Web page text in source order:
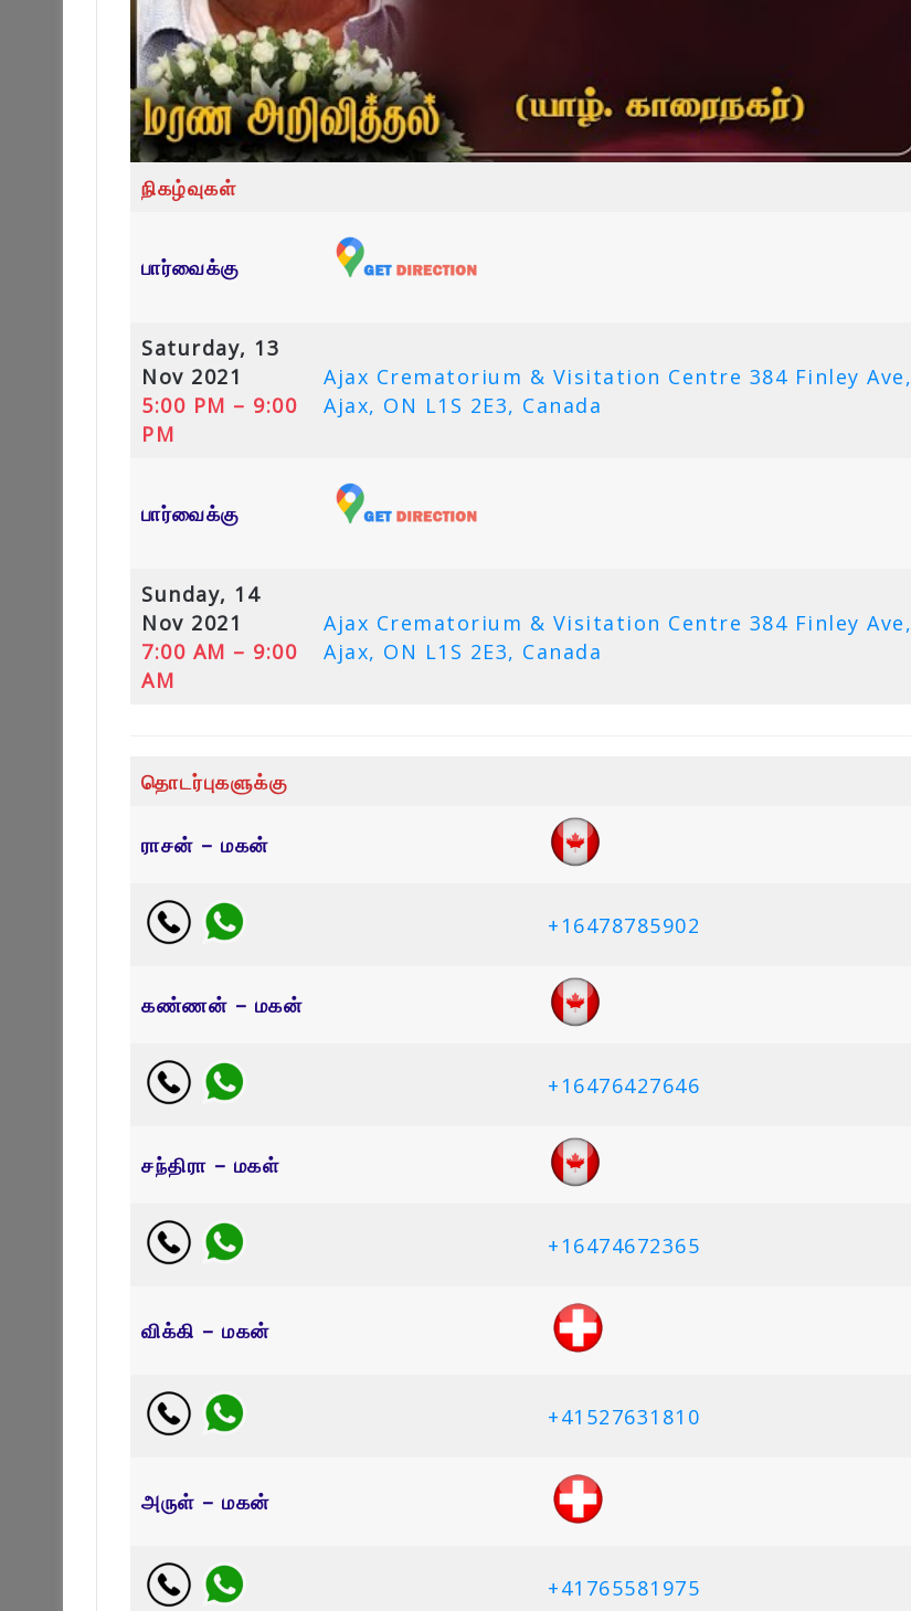
நிகழ்வுகள்
பார்வைக்கு
Saturday, 13
Nov 2021
5:00 PM – 9:00
PM
Ajax Crematorium & Visitation Centre 384 Finley Ave,
Ajax, ON L1S 2E3, Canada
பார்வைக்கு
Sunday, 14
Nov 2021
7:00 AM – 9:00
AM
Ajax Crematorium & Visitation Centre 384 Finley Ave,
Ajax, ON L1S 2E3, Canada
தொடர்புகளுக்கு
ராசன் – மகன்
+16478785902
கண்ணன் – மகன்
+16476427646
சந்திரா – மகள்
+16474672365
விக்கி – மகன்
+41527631810
அருள் – மகன்
+41765581975